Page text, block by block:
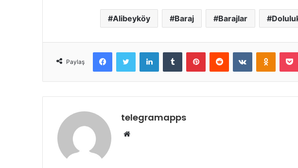
Alibeyköy Baraj Barajlar
Paylaş
FacebookTwitter LinkedInTumblr PinterestReddit VKontakte
telegramapps
Web